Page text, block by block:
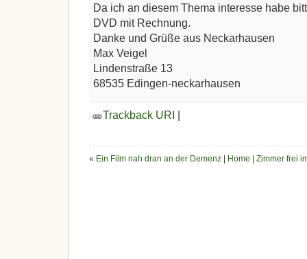
Da ich an diesem Thema interesse habe
DVD mit Rechnung.
Danke und Grüße aus Neckarhausen
Max Veigel
Lindenstraße 13
68535 Edingen-neckarhausen
Trackback URI
« Ein Film nah dran an der Demenz | Home | Zimmer frei